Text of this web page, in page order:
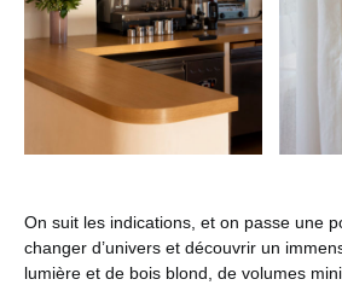
On suit les indications, et on passe une
changer d’univers et découvrir un
lumière et de bois blond, de volumes